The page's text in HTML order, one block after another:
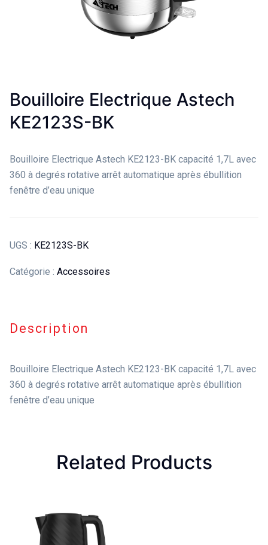
Bouilloire Electrique Astech
KE2123S-BK
Bouilloire Electrique Astech KE2123-BK capacité 1,7L avec
360 à degrés rotative arrêt automatique après ébullition
fenêtre d’eau unique
UGS : KE2123S-BK
Catégorie : Accessoires
Description
Bouilloire Electrique Astech KE2123-BK capacité 1,7L avec
360 à degrés rotative arrêt automatique après ébullition
fenêtre d’eau unique
Related Products